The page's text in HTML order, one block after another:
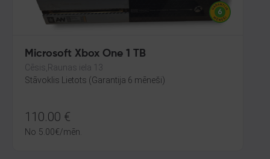
Microsoft Xbox One 1 TB
Cēsis,Raunas iela 13
Stāvoklis Lietots (Garantija 6 mēneši)
110.00 €
No 5.00€/mēn.